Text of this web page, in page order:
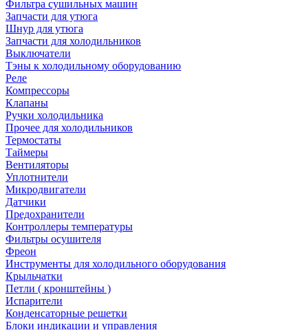
Фильтра сушильных машин
Запчасти для утюга
Шнур для утюга
Запчасти для холодильников
Выключатели
Тэны к холодильному оборудованию
Реле
Компрессоры
Клапаны
Ручки холодильника
Прочее для холодильников
Термостаты
Таймеры
Вентиляторы
Уплотнители
Микродвигатели
Датчики
Предохранители
Контроллеры температуры
Фильтры осушителя
Фреон
Инструменты для холодильного оборудования
Крыльчатки
Петли ( кронштейны )
Испарители
Конденсаторные решетки
Блоки индикации и управления